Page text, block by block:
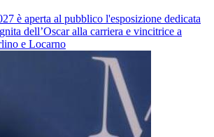
è aperta al pubblico l'esposizione dedicata
dell’Oscar alla carriera e vincitrice a
e Locarno